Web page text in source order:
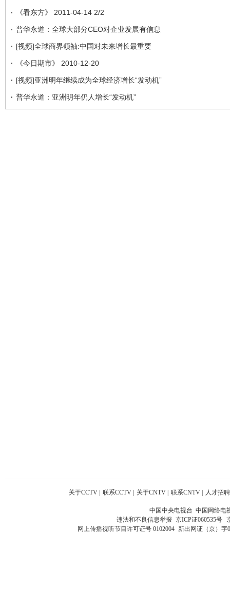
《看东方》 2011-04-14 2/2
普华永道：全球大部分CEO对企业发展有信息
[视频]全球商界领袖:中国对未来增长最重要
《今日期市》 2010-12-20
[视频]亚洲明年继续成为全球经济增长“发动机”
普华永道：亚洲明年仍人增长“发动机”
关于CCTV 联系CCTV 关于CNTV 联系CNTV 人才招聘
中国中央电视台 中国网络电
违法和不良信息举报 京ICP证060535号
网上传播视听节目许可证号 0102004 新出网证（京）